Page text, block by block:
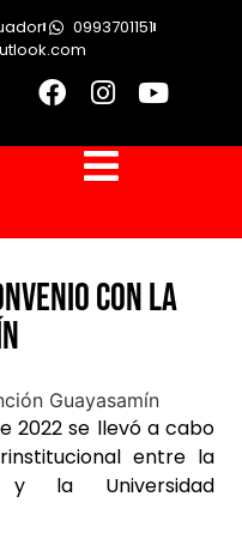
0993701151
con la
2022 se llevó a cabo
entre la
y la Universidad